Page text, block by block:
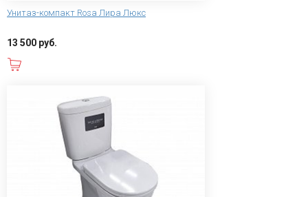
Унитаз-компакт Rosa Лира Люкс
13 500 руб.